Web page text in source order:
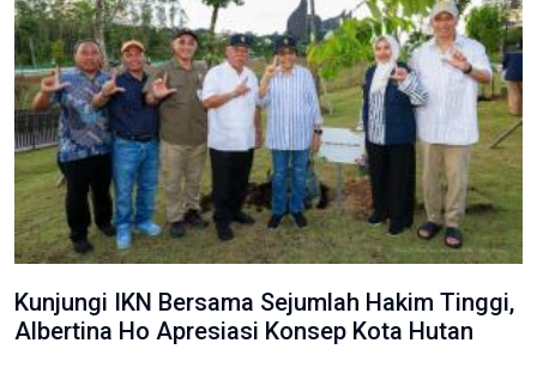
Kunjungi IKN Bersama Sejumlah Hakim Tinggi,
Albertina Ho Apresiasi Konsep Kota Hutan